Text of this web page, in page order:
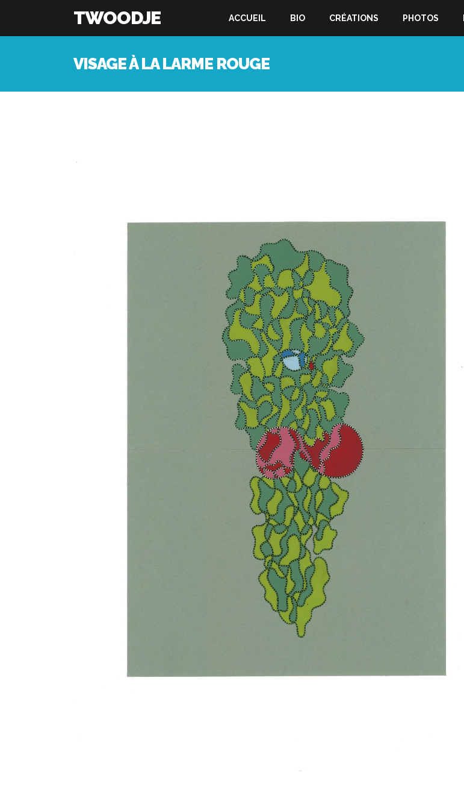
TWOODJE ACCUEIL BIO CRÉATIONS PHOTOS
VISAGE À LA LARME ROUGE